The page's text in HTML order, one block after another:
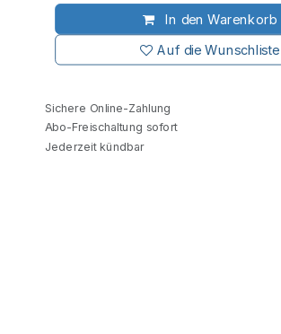
In den Warenkorb
Auf die Wunschliste
Sichere Online-Zahlung
Abo-Freischaltung sofort
Jederzeit kündbar